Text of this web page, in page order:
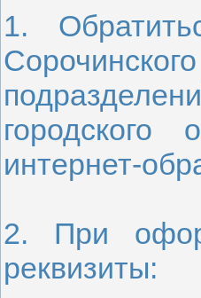
1.
городского
интернет-
2. При
реквизиты: